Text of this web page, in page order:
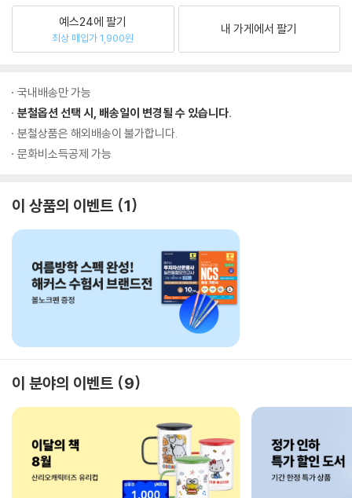
예스24에 팔기
최상 매입가 1,900원
내 가게에서 팔기
국내배송만 가능
분철옵션 선택 시, 배송일이 변경될 수 있습니다.
분철상품은 해외배송이 불가합니다.
문화비소득공제 가능
이 상품의 이벤트 1
이 분야의 이벤트 9